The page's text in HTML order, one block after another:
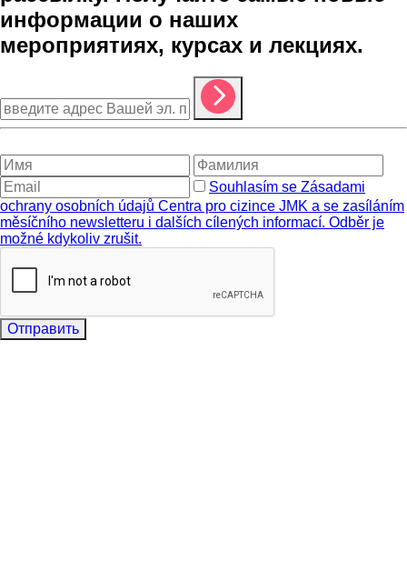
информации о наших
мероприятиях, курсах и лекциях.
Souhlasím se Zásadami
ochrany osobních údajů Centra pro cizince JMK a se zasíláním
měsíčního newsletteru i dalších cílených informací. Odběr je
možné kdykoliv zrušit.
Отправить